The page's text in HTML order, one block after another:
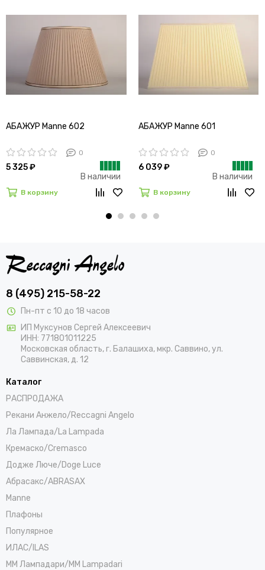
АБАЖУР Manne 602
0
5 325 ₽
В наличии
В корзину
АБАЖУР Manne 601
0
6 039 ₽
В наличии
В корзину
8 (495) 215-58-22
Пн-пт с 10 до 18 часов
ИП Муксунов Сергей Алексеевич
ИНН: 771801011225
Московская область, г. Балашиха, мкр. Саввино, ул.
Саввинская, д. 12
Каталог
РАСПРОДАЖА
Рекани Анжело/Reccagni Angelo
Ла Лампада/La Lampada
Кремаско/Cremasco
Додже Люче/Doge Luce
Абрасакс/ABRASAX
Manne
Плафоны
Популярное
ИЛАС/ILAS
ММ Лампадари/MM Lampadari